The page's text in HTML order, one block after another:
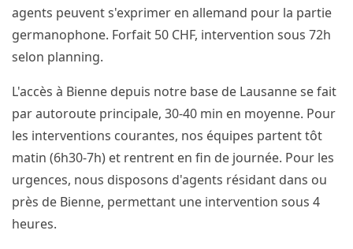
agents peuvent s'exprimer en allemand pour la partie
germanophone. Forfait 50 CHF, intervention sous 72h
selon planning.
L'accès à Bienne depuis notre base de Lausanne se fait
par autoroute principale, 30-40 min en moyenne. Pour
les interventions courantes, nos équipes partent tôt
matin (6h30-7h) et rentrent en fin de journée. Pour les
urgences, nous disposons d'agents résidant dans ou
près de Bienne, permettant une intervention sous 4
heures.